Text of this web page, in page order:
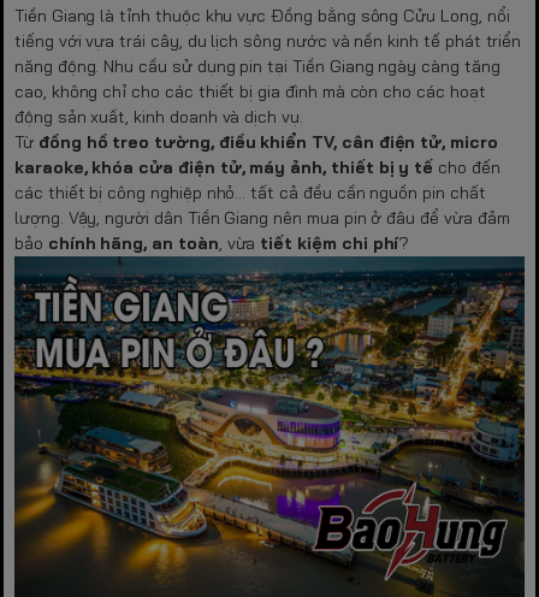
Tiền Giang là tỉnh thuộc khu vực Đồng bằng sông Cửu Long, nổi
tiếng với vựa trái cây, du lịch sông nước và nền kinh tế phát triển
năng động. Nhu cầu sử dụng pin tại Tiền Giang ngày càng tăng
cao, không chỉ cho các thiết bị gia đình mà còn cho các hoạt
động sản xuất, kinh doanh và dịch vụ.
Từ đồng hồ treo tường, điều khiển TV, cân điện tử, micro
karaoke, khóa cửa điện tử, máy ảnh, thiết bị y tế cho đến
các thiết bị công nghiệp nhỏ… tất cả đều cần nguồn pin chất
lượng. Vậy, người dân Tiền Giang nên mua pin ở đâu để vừa đảm
bảo chính hãng, an toàn, vừa tiết kiệm chi phí?